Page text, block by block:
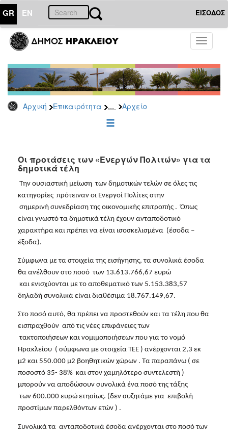
GR EN ΕΙΣΟΔΟΣ
Toggle
Αρχική Επικαιρότητα ... Αρχείο
ΕΠΙΚΑΙΡΟΤΗΤΑ
Παρατάξεις
Αρχείο
ΕΠΙΣΚΕΠΤΗΣ
Οι προτάσεις των «Ενεργών Πολιτών» για τα
δημοτικά τέλη
Την ουσιαστική μείωση  των δημοτικών τελών σε όλες τις
κατηγορίες  πρότειναν οι Ενεργοί Πολίτες στην
είναι γνωστό τα δημοτικά τέλη έχουν ανταποδοτικό
χαρακτήρα και πρέπει να είναι ισοσκελισμένα  (έσοδα –
έξοδα).
Σύμφωνα με τα στοιχεία της εισήγησης, τα συνολικά έσοδα
θα ανέλθουν στο ποσό  των 13.613.766,67 ευρώ
δηλαδή συνολικά είναι διαθέσιμα 18.767.149,67.
Στο ποσό αυτό, θα πρέπει να προστεθούν και τα τέλη που θα
εισπραχθούν  από τις νέες επιφάνειες των
τακτοποιήσεων και νομιμοποιήσεων που για το νομό
Ηρακλείου  ( σύμφωνα με στοιχεία ΤΕΕ ) ανέρχονται 2,3 εκ
μ2 και 550.000 μ2 βοηθητικών χώρων . Τα παραπάνω ( σε
ποσοστό 35- 38%  και στον χαμηλότερο συντελεστή )
μπορούν να αποδώσουν συνολικά ένα ποσό της τάξης
των 600.000 ευρώ ετησίως. (δεν συζητάμε για  επιβολή
προστίμων παρελθόντων ετών ) .
Συνολικά τα  ανταποδοτικά έσοδα ανέρχονται στο ποσό των